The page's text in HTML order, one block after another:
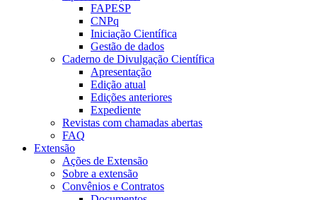
FAPESP
CNPq
Iniciação Científica
Gestão de dados
Caderno de Divulgação Científica
Apresentação
Edição atual
Edições anteriores
Expediente
Revistas com chamadas abertas
FAQ
Extensão
Ações de Extensão
Sobre a extensão
Convênios e Contratos